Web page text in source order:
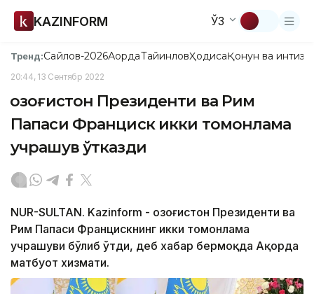
KAZINFORM ЎЗ
Тренд:Сайлов-2026АқордаТайинловҲодисаҚонун ва
20:44, 13 Сентябр 2022
Қозоғистон Президенти ва Рим
Папаси Франциск икки томонлама
учрашув ўтказди
NUR-SULTAN. Kazinform - Қозоғистон Президенти ва
Рим Папаси Францискнинг икки томонлама
учрашуви бўлиб ўтди, деб хабар бермоқда Ақорда
матбуот хизмати.